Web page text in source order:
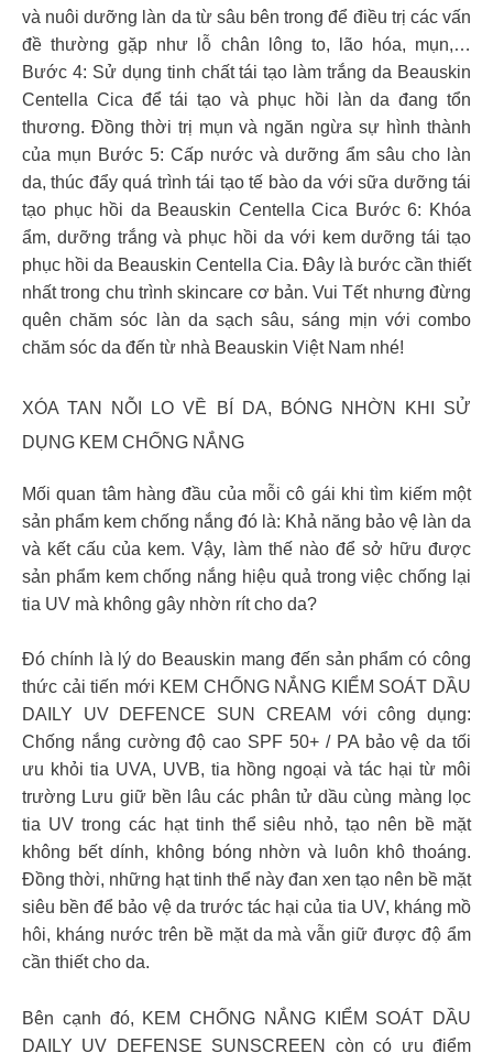
và nuôi dưỡng làn da từ sâu bên trong để điều trị các vấn
đề thường gặp như lỗ chân lông to, lão hóa, mụn,…
Bước 4: Sử dụng tinh chất tái tạo làm trắng da Beauskin
Centella Cica để tái tạo và phục hồi làn da đang tổn
thương. Đồng thời trị mụn và ngăn ngừa sự hình thành
của mụn Bước 5: Cấp nước và dưỡng ẩm sâu cho làn
da, thúc đẩy quá trình tái tạo tế bào da với sữa dưỡng tái
tạo phục hồi da Beauskin Centella Cica Bước 6: Khóa
ẩm, dưỡng trắng và phục hồi da với kem dưỡng tái tạo
phục hồi da Beauskin Centella Cia. Đây là bước cần thiết
nhất trong chu trình skincare cơ bản. Vui Tết nhưng đừng
quên chăm sóc làn da sạch sâu, sáng mịn với combo
chăm sóc da đến từ nhà Beauskin Việt Nam nhé!
XÓA TAN NỖI LO VỀ BÍ DA, BÓNG NHỜN KHI SỬ
DỤNG KEM CHỐNG NẮNG
Mối quan tâm hàng đầu của mỗi cô gái khi tìm kiếm một
sản phẩm kem chống nắng đó là: Khả năng bảo vệ làn da
và kết cấu của kem. Vậy, làm thế nào để sở hữu được
sản phẩm kem chống nắng hiệu quả trong việc chống lại
tia UV mà không gây nhờn rít cho da?
Đó chính là lý do Beauskin mang đến sản phẩm có công
thức cải tiến mới KEM CHỐNG NẮNG KIỂM SOÁT DẦU
DAILY UV DEFENCE SUN CREAM với công dụng:
Chống nắng cường độ cao SPF 50+ / PA bảo vệ da tối
ưu khỏi tia UVA, UVB, tia hồng ngoại và tác hại từ môi
trường Lưu giữ bền lâu các phân tử dầu cùng màng lọc
tia UV trong các hạt tinh thể siêu nhỏ, tạo nên bề mặt
không bết dính, không bóng nhờn và luôn khô thoáng.
Đồng thời, những hạt tinh thể này đan xen tạo nên bề mặt
siêu bền để bảo vệ da trước tác hại của tia UV, kháng mồ
hôi, kháng nước trên bề mặt da mà vẫn giữ được độ ẩm
cần thiết cho da.
Bên cạnh đó, KEM CHỐNG NẮNG KIỂM SOÁT DẦU
DAILY UV DEFENSE SUNSCREEN còn có ưu điểm